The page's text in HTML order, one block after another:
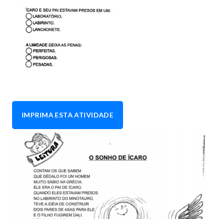
IMPRIMA ESTA ATIVIDADE